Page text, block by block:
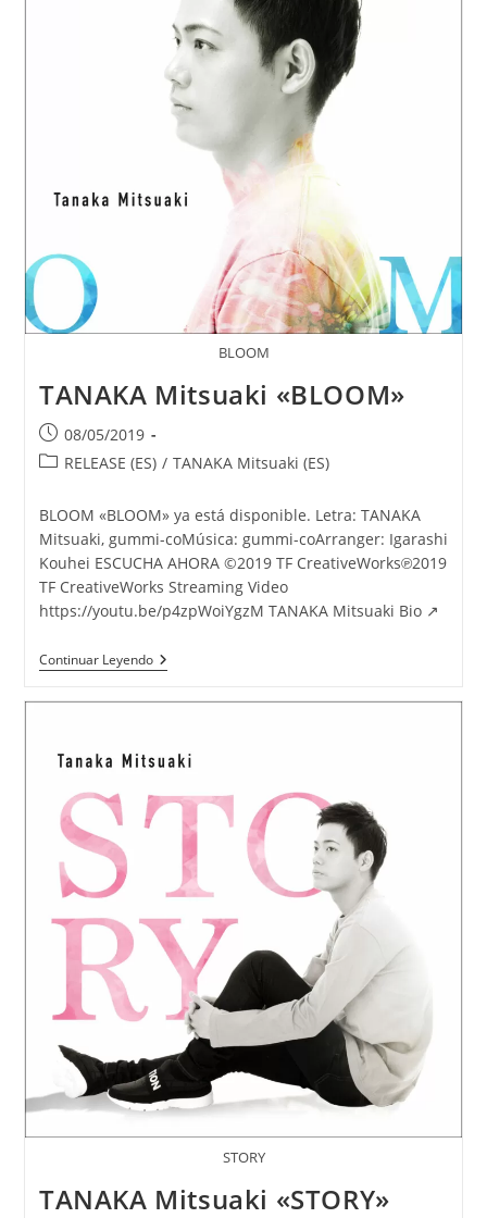
BLOOM
TANAKA Mitsuaki «BLOOM»
Publicación
de
08/05/2019
Categoría
la
entrada:
RELEASE (ES) / TANAKA Mitsuaki (ES)
BLOOM «BLOOM» ya está disponible. Letra: TANAKA
Mitsuaki, gummi-coMúsica: gummi-coArranger: Igarashi
Kouhei ESCUCHA AHORA ©2019 TF CreativeWorks℗2019
TF CreativeWorks Streaming Video
https://youtu.be/p4zpWoiYgzM TANAKA Mitsuaki Bio ↗
Continuar LeyendoTANAKA
Mitsuaki
STORY
TANAKA Mitsuaki «STORY»